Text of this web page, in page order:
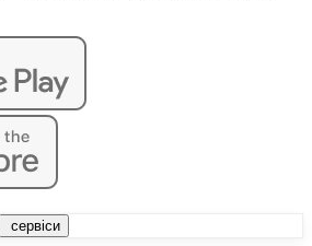
сервіси